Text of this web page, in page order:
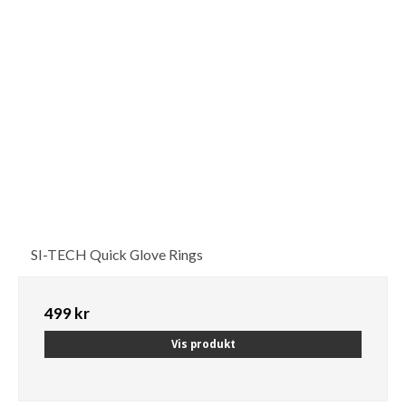
SI-TECH Quick Glove Rings
499 kr
Vis produkt